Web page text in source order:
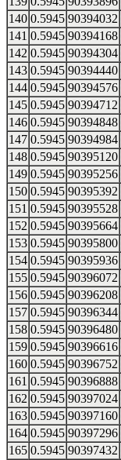
140 0.5945 90394032
141 0.5945 90394168
142 0.5945 90394304
143 0.5945 90394440
144 0.5945 90394576
145 0.5945 90394712
146 0.5945 90394848
147 0.5945 90394984
148 0.5945 90395120
149 0.5945 90395256
150 0.5945 90395392
151 0.5945 90395528
152 0.5945 90395664
153 0.5945 90395800
154 0.5945 90395936
155 0.5945 90396072
156 0.5945 90396208
157 0.5945 90396344
158 0.5945 90396480
159 0.5945 90396616
160 0.5945 90396752
161 0.5945 90396888
162 0.5945 90397024
163 0.5945 90397160
164 0.5945 90397296
165 0.5945 90397432